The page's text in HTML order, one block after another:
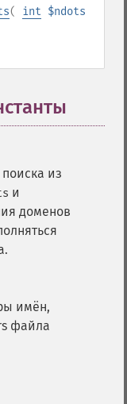
( int $ndots
из
и
доменов
имён,
файла